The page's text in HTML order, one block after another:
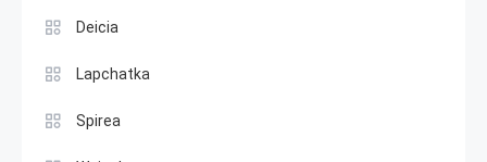
Deicia
Lapchatka
Spirea